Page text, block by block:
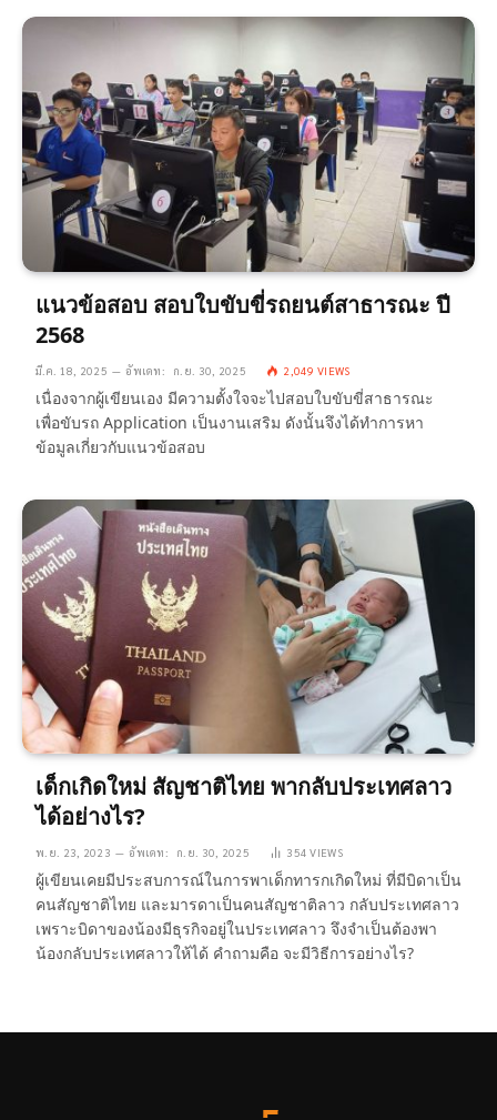
แนวข้อสอบ สอบใบขับขี่รถยนต์สาธารณะ ปี
2568
มี.ค. 18, 2025 อัพเดท: ก.ย. 30, 2025 2,049VIEWS
เนื่องจากผู้เขียนเอง มีความตั้งใจจะไปสอบใบขับขี่สาธารณะ
เพื่อขับรถ Application เป็นงานเสริม ดังนั้นจึงได้ทำการหา
ข้อมูลเกี่ยวกับแนวข้อสอบ
เด็กเกิดใหม่ สัญชาติไทย พากลับประเทศลาว
ได้อย่างไร?
พ.ย. 23, 2023 อัพเดท: ก.ย. 30, 2025 354VIEWS
ผู้เขียนเคยมีประสบการณ์ในการพาเด็กทารกเกิดใหม่ ที่มีบิดาเป็น
คนสัญชาติไทย และมารดาเป็นคนสัญชาติลาว กลับประเทศลาว
เพราะบิดาของน้องมีธุรกิจอยู่ในประเทศลาว จึงจำเป็นต้องพา
น้องกลับประเทศลาวให้ได้ คำถามคือ จะมีวิธีการอย่างไร?